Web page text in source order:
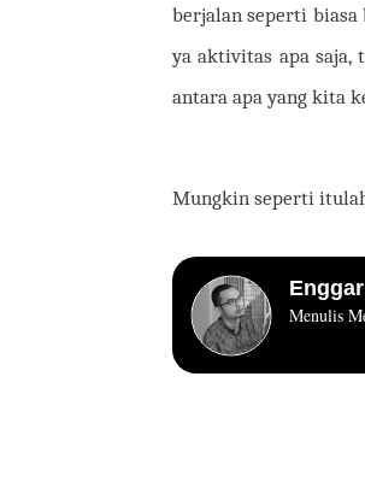
berjalan seperti biasa
ya aktivitas apa
antara apa yang kita
Mungkin seperti
Menulis